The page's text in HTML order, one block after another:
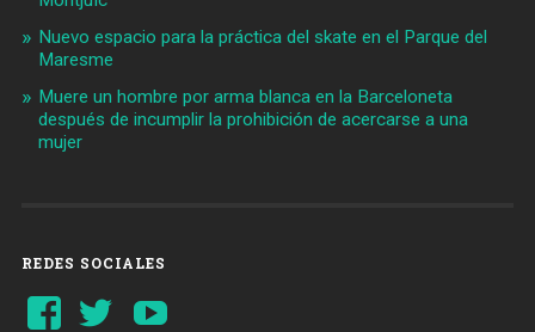
Nuevo espacio para la práctica del skate en el Parque del
Maresme
Muere un hombre por arma blanca en la Barceloneta
después de incumplir la prohibición de acercarse a una
mujer
REDES SOCIALES
Ver
perfil
Ver
perfil